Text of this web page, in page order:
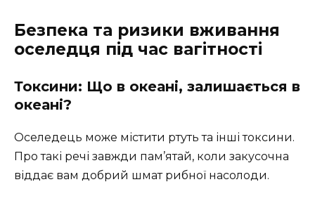
Безпека та ризики вживання
оселедця під час вагітності
Токсини: Що в океані, залишається в
океані?
Оселедець може містити ртуть та інші токсини.
Про такі речі завжди пам’ятай, коли закусочна
віддає вам добрий шмат рибної насолоди.